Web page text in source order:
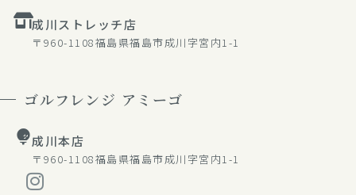
成川ストレッチ店
〒960-1108福島県福島市成川字宮内1-1
ゴルフレンジ アミーゴ
成川本店
〒960-1108福島県福島市成川字宮内1-1